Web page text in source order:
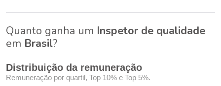
Quanto ganha um Inspetor de qualidade
em Brasil?
Distribuição da remuneração
Remuneração por quartil, Top 10% e Top 5%.